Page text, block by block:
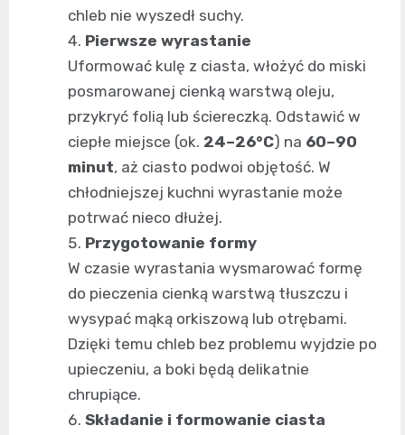
chleb nie wyszedł suchy.
Pierwsze wyrastanie
Uformować kulę z ciasta, włożyć do miski
posmarowanej cienką warstwą oleju,
przykryć folią lub ściereczką. Odstawić w
ciepłe miejsce (ok. 24–26°C) na 60–90
minut, aż ciasto podwoi objętość. W
chłodniejszej kuchni wyrastanie może
potrwać nieco dłużej.
Przygotowanie formy
W czasie wyrastania wysmarować formę
do pieczenia cienką warstwą tłuszczu i
wysypać mąką orkiszową lub otrębami.
Dzięki temu chleb bez problemu wyjdzie po
upieczeniu, a boki będą delikatnie
chrupiące.
Składanie i formowanie ciasta